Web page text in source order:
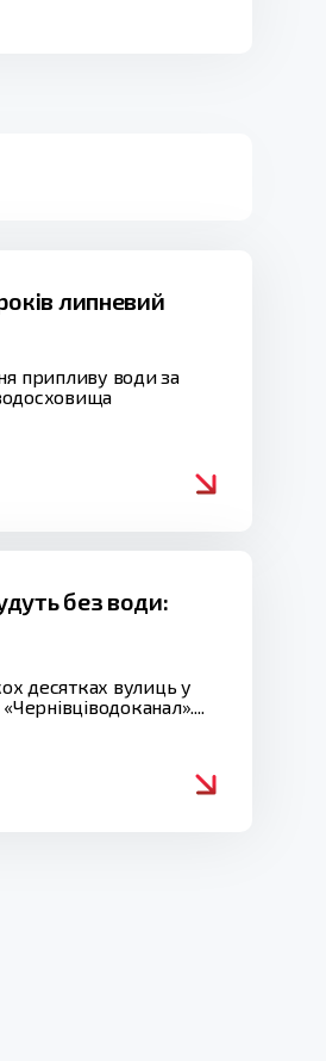
липневий
припливу води за
без води:
десятках вулиць у